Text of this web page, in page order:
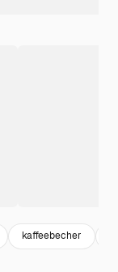
kaffeebecher